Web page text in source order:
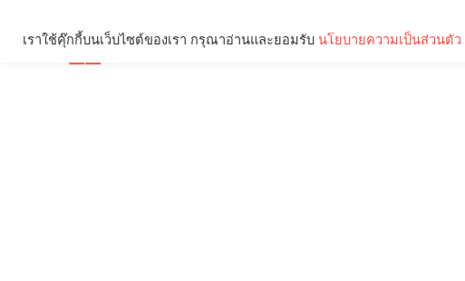
เราใช้คุ๊กกี้บนเว็บไซต์ของเรา กรุณาอ่านและยอมรับ นโยบายความเป็นส่วนตัว